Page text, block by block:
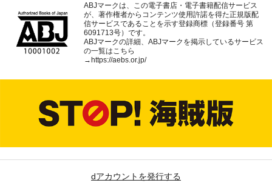
ABJマークは、この電子書店・電子書籍配信サービス
が、著作権者からコンテンツ使用許諾を得た正規版配
信サービスであることを示す登録商標（登録番号 第
6091713号）です。
ABJマークの詳細、ABJマークを掲示しているサービス
の一覧はこちら
→https://aebs.or.jp/
dアカウントを発行する